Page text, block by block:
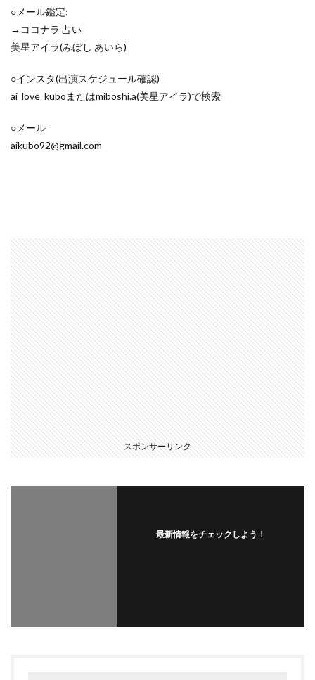
○メール鑑定:
→ココナラ 占い
美星アイラ(みぼし あいら)
○インスタ(出演スケジュール確認)
ai_love_kuboまたはmiboshi.a(美星アイラ)で検索
○メール
aikubo92@gmail.com
スポンサーリンク
最新情報をチェックしよう！